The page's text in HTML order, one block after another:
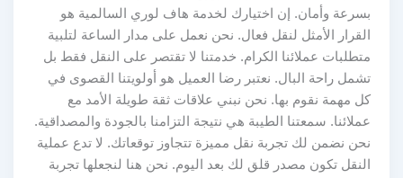
بسرعة وأمان. إن اختيارك لخدمة هاف لوري السالمية هو
القرار الأمثل لنقل فعال. نحن نعمل على مدار الساعة لتلبية
متطلبات عملائنا الكرام. خدمتنا لا تقتصر على النقل فقط بل
تشمل راحة البال. نعتبر رضا العميل هو أولويتنا القصوى في
كل مهمة نقوم بها. نحن نبني علاقات ثقة طويلة الأمد مع
عملائنا. سمعتنا الطيبة هي نتيجة التزامنا بالجودة والمصداقية.
نحن نضمن لك تجربة نقل مميزة تتجاوز توقعاتك. لا تدع عملية
النقل تكون مصدر قلق لك بعد اليوم. نحن هنا لنجعلها تجربة